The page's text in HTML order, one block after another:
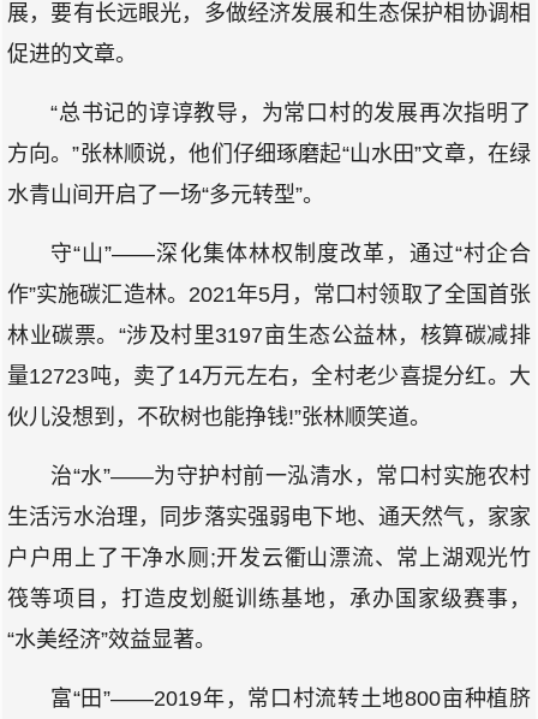
展，要有长远眼光，多做经济发展和生态保护相协调相
促进的文章。
“总书记的谆谆教导，为常口村的发展再次指明了
方向。”张林顺说，他们仔细琢磨起“山水田”文章，在绿
水青山间开启了一场“多元转型”。
守“山”——深化集体林权制度改革，通过“村企合
作”实施碳汇造林。2021年5月，常口村领取了全国首张
林业碳票。“涉及村里3197亩生态公益林，核算碳减排
量12723吨，卖了14万元左右，全村老少喜提分红。大
伙儿没想到，不砍树也能挣钱!”张林顺笑道。
治“水”——为守护村前一泓清水，常口村实施农村
生活污水治理，同步落实强弱电下地、通天然气，家家
户户用上了干净水厕;开发云衢山漂流、常上湖观光竹
筏等项目，打造皮划艇训练基地，承办国家级赛事，
“水美经济”效益显著。
富“田”——2019年，常口村流转土地800亩种植脐